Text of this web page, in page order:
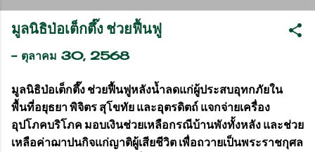
มูลนิธิป่อเต็กตึ๊ง ช่วยฟื้นฟู
- ตุลาคม 30, 2568
มูลนิธิป่อเต็กตึ๊ง ช่วยฟื้นฟูหลังน้ำลดแก่ผู้ประสบอุทกภัยใน
พื้นที่อยุธยา พิจิตร สุโขทัย และอุตรดิตถ์ แจกจ่ายเครื่อง
อุปโภคบริโภค มอบเงินช่วยเหลือกรณีบ้านพังทั้งหลัง และช่วย
เหลือค่าฌาปนกิจแก่ญาติผู้เสียชีวิต เพื่อถวายเป็นพระราชกุศล